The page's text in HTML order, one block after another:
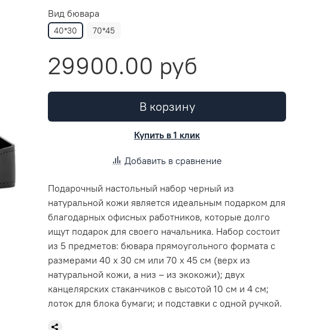
Вид бювара
40*30 70*45
29900.00 руб
В корзину
Купить в 1 клик
Добавить в сравнение
Подарочный настольный набор черный из
натуральной кожи является идеальным подарком для
благодарных офисных работников, которые долго
ищут подарок для своего начальника. Набор состоит
из 5 предметов: бювара прямоугольного формата с
размерами 40 x 30 см или 70 x 45 см (верх из
натуральной кожи, а низ – из экокожи); двух
канцелярских стаканчиков с высотой 10 см и 4 см;
лоток для блока бумаги; и подставки с одной ручкой.